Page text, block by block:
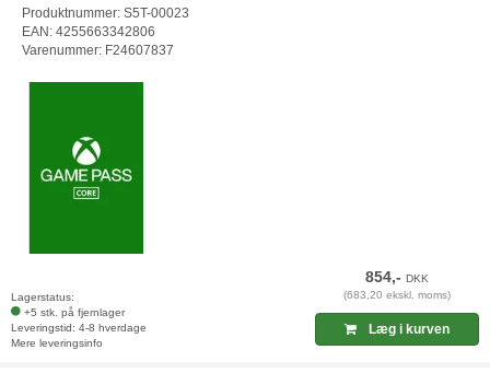
Produktnummer: S5T-00023
EAN: 4255663342806
Varenummer: F24607837
Lagerstatus:
+5 stk. på fjernlager
Leveringstid: 4-8 hverdage
Mere leveringsinfo
854,-DKK
(683,20 ekskl. moms)
Læg i kurven